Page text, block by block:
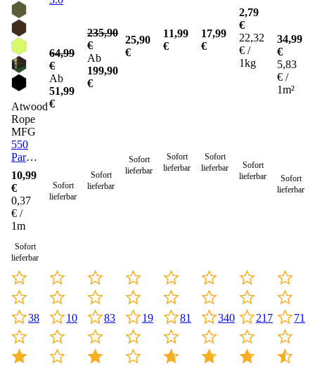
Atwood
Rope
MFG
550
Paracord
Seil 4
mm -
30
Meter
10,99
€
0,37
€ /
1m
Sofort
lieferbar
38
64,99
€
Ab
51,99
€
Sofort
lieferbar
10
235,90
€
Ab
199,90
€
Sofort
lieferbar
83
25,90
€
Sofort
lieferbar
19
11,99
€
Sofort
lieferbar
81
17,99
€
Sofort
lieferbar
340
2,79
€
22,32
€ /
1kg
Sofort
lieferbar
217
34,99
€
5,83
€ /
1m²
Sofort
lieferbar
71